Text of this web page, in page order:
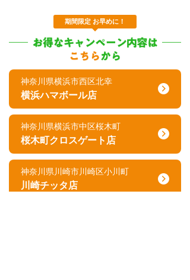
期間限定 お早めに！
神奈川県横浜市西区北幸
横浜ハマボール店
神奈川県横浜市中区桜木町
桜木町クロスゲート店
神奈川県川崎市川崎区小川町
川崎チッタ店